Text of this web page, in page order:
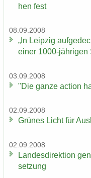
hen fest
08.09.2008
„In Leip­zig
einer 1000-​jährigen
03.09.2008
"Die ganze ac­tion
02.09.2008
Grü­nes Licht für
02.09.2008
Lan­des­di­rek­ti­on
set­zung